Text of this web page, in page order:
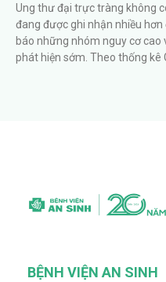
Ung thư đại trực tràng không
đang được ghi nhận nhiều
báo những nhóm nguy cơ
phát hiện sớm. Theo thống kê
BỆNH VIỆN AN SINH